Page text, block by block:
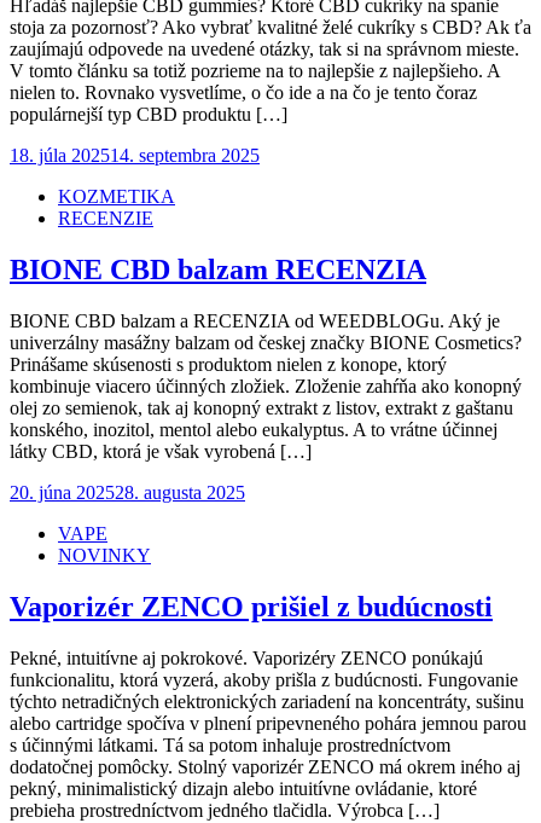
Hľadáš najlepšie CBD gummies? Ktoré CBD cukríky na spanie
stoja za pozornosť? Ako vybrať kvalitné želé cukríky s CBD? Ak ťa
zaujímajú odpovede na uvedené otázky, tak si na správnom mieste.
V tomto článku sa totiž pozrieme na to najlepšie z najlepšieho. A
nielen to. Rovnako vysvetlíme, o čo ide a na čo je tento čoraz
populárnejší typ CBD produktu […]
Posted
18. júla 202514. septembra 2025
KOZMETIKA
RECENZIE
BIONE CBD balzam RECENZIA
BIONE CBD balzam a RECENZIA od WEEDBLOGu. Aký je
univerzálny masážny balzam od českej značky BIONE Cosmetics?
Prinášame skúsenosti s produktom nielen z konope, ktorý
kombinuje viacero účinných zložiek. Zloženie zahŕňa ako konopný
olej zo semienok, tak aj konopný extrakt z listov, extrakt z gaštanu
konského, inozitol, mentol alebo eukalyptus. A to vrátne účinnej
látky CBD, ktorá je však vyrobená […]
Posted
20. júna 202528. augusta 2025
VAPE
NOVINKY
Vaporizér ZENCO prišiel z budúcnosti
Pekné, intuitívne aj pokrokové. Vaporizéry ZENCO ponúkajú
funkcionalitu, ktorá vyzerá, akoby prišla z budúcnosti. Fungovanie
týchto netradičných elektronických zariadení na koncentráty, sušinu
alebo cartridge spočíva v plnení pripevneného pohára jemnou parou
s účinnými látkami. Tá sa potom inhaluje prostredníctvom
dodatočnej pomôcky. Stolný vaporizér ZENCO má okrem iného aj
pekný, minimalistický dizajn alebo intuitívne ovládanie, ktoré
prebieha prostredníctvom jedného tlačidla. Výrobca […]